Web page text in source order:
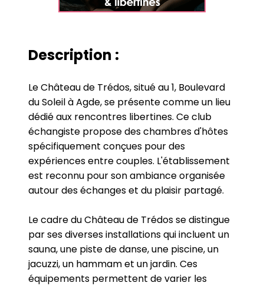
Description :
Le Château de Trédos, situé au 1, Boulevard
du Soleil à Agde, se présente comme un lieu
dédié aux rencontres libertines. Ce club
échangiste propose des chambres d'hôtes
spécifiquement conçues pour des
expériences entre couples. L'établissement
est reconnu pour son ambiance organisée
autour des échanges et du plaisir partagé.
Le cadre du Château de Trédos se distingue
par ses diverses installations qui incluent un
sauna, une piste de danse, une piscine, un
jacuzzi, un hammam et un jardin. Ces
équipements permettent de varier les